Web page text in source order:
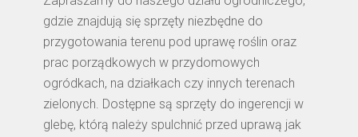
gdzie znajdują się sprzęty niezbędne do
przygotowania terenu pod uprawę roślin oraz
prac porządkowych w przydomowych
ogródkach, na działkach czy innych terenach
zielonych. Dostępne są sprzęty do ingerencji w
glebę, którą należy spulchnić przed uprawą jak